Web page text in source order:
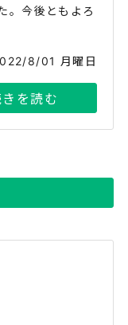
。今後ともよろ
8/01 月曜日
を読む